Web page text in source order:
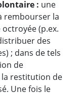
: une
rembourser la
(p.ex.
des
; dans de tels
de
la restitution de
Une fois le